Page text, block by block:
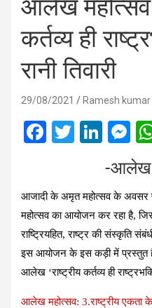
आलेख महोत्‍सव:
कर्तव्य ही
रानी तिवारी
29/08/2021 Ramesh
F
b
o
o
k
T
er
Li
ke
dI
n
M
es
se
n
g
er
-आलेख
आजादी के अमृत महोत्‍सव के अवसर
महोत्‍सव का आयोजन कर रहा है,
राष्ट्रियहित, राष्‍ट्र की संस्‍कृति
इस आयोजन के इस कड़ी में प्रस्‍तुत है
आलेख ‘राष्ट्रीय कर्तव्य ही
आलेख महोत्‍सव: 3.राष्ट्रीय एकता